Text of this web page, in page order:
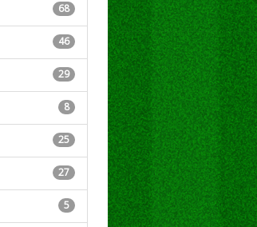
68
46
29
8
25
27
5